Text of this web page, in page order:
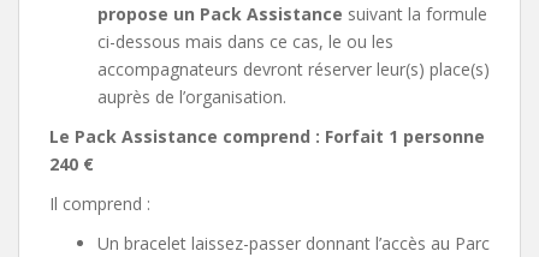
propose un Pack Assistance suivant la formule
ci-dessous mais dans ce cas, le ou les
accompagnateurs devront réserver leur(s) place(s)
auprès de l’organisation.
Le Pack Assistance comprend : Forfait 1 personne
240 €
Il comprend :
Un bracelet laissez-passer donnant l’accès au Parc